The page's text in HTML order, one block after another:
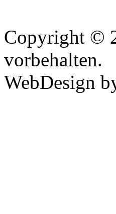
Copyright ©
vorbehalten.
WebDesign